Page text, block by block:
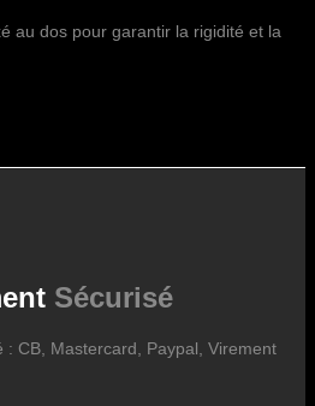
au dos pour garantir la rigidité et la
transporteurs internationaux.
Sécurisé
: CB, Mastercard, Paypal, Virement